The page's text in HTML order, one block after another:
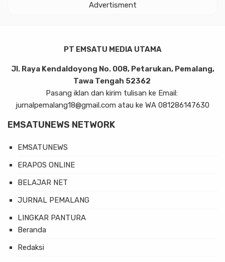
Advertisment
PT EMSATU MEDIA UTAMA
Jl. Raya Kendaldoyong No. 008, Petarukan, Pemalang,
Tawa Tengah 52362
Pasang iklan dan kirim tulisan ke Email:
jurnalpemalang18@gmail.com atau ke WA 081286147630
EMSATUNEWS NETWORK
EMSATUNEWS
ERAPOS ONLINE
BELAJAR NET
JURNAL PEMALANG
LINGKAR PANTURA
Beranda
Redaksi